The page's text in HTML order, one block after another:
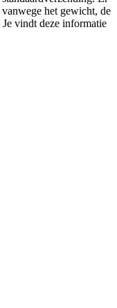
het gewicht, de
vindt deze informatie